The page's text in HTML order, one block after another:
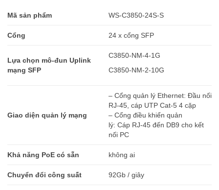
Mã sản phẩm WS-C3850-24S-S
Cổng 24 x cổng SFP
Lựa chọn mô-đun Uplink
mạng SFP
C3850-NM-4-1G
C3850-NM-2-10G
Giao diện quản lý mạng
– Cổng quản lý Ethernet: Đầu nối
RJ-45, cáp UTP Cat-5 4 cặp
– Cổng điều khiển quản
lý: Cáp RJ-45 đến DB9 cho kết
nối PC
Khả năng PoE có sẵn không ai
Chuyển đổi công suất 92Gb / giây